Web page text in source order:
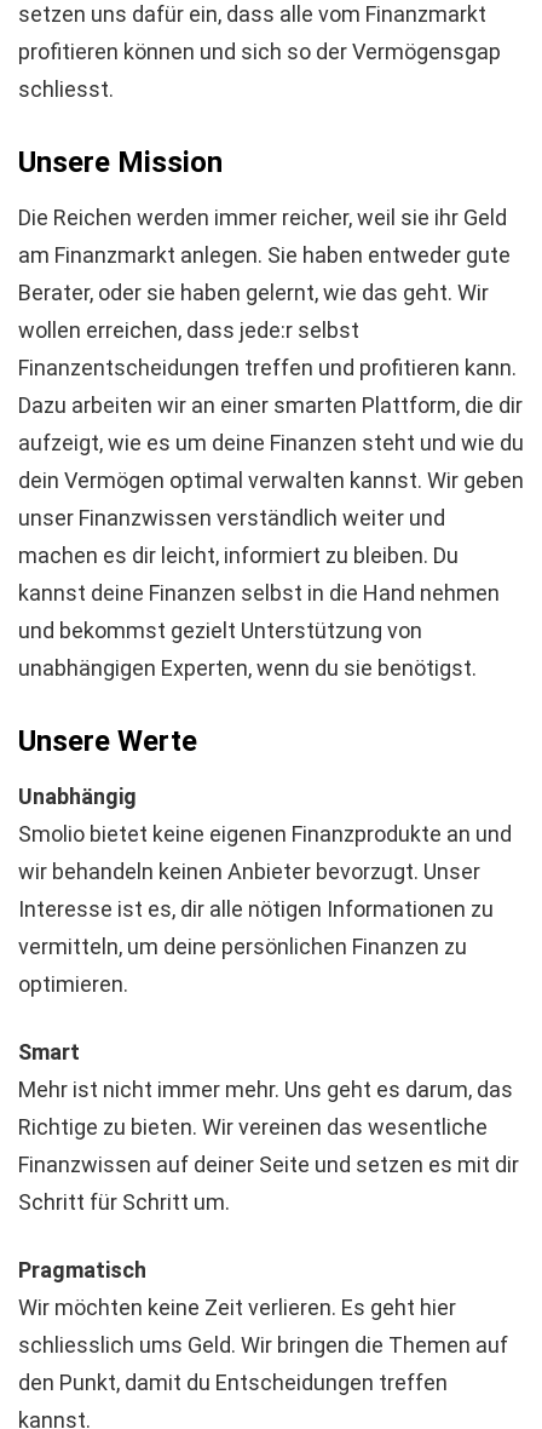
setzen uns dafür ein, dass alle vom Finanzmarkt
profitieren können und sich so der Vermögensgap
schliesst.
Unsere Mission
Die Reichen werden immer reicher, weil sie ihr Geld
am Finanzmarkt anlegen. Sie haben entweder gute
Berater, oder sie haben gelernt, wie das geht. Wir
wollen erreichen, dass jede:r selbst
Finanzentscheidungen treffen und profitieren kann.
Dazu arbeiten wir an einer smarten Plattform, die dir
aufzeigt, wie es um deine Finanzen steht und wie du
dein Vermögen optimal verwalten kannst. Wir geben
unser Finanzwissen verständlich weiter und
machen es dir leicht, informiert zu bleiben. Du
kannst deine Finanzen selbst in die Hand nehmen
und bekommst gezielt Unterstützung von
unabhängigen Experten, wenn du sie benötigst.
Unsere Werte
Unabhängig
Smolio bietet keine eigenen Finanzprodukte an und
wir behandeln keinen Anbieter bevorzugt. Unser
Interesse ist es, dir alle nötigen Informationen zu
vermitteln, um deine persönlichen Finanzen zu
optimieren.
Smart
Mehr ist nicht immer mehr. Uns geht es darum, das
Richtige zu bieten. Wir vereinen das wesentliche
Finanzwissen auf deiner Seite und setzen es mit dir
Schritt für Schritt um.
Pragmatisch
Wir möchten keine Zeit verlieren. Es geht hier
schliesslich ums Geld. Wir bringen die Themen auf
den Punkt, damit du Entscheidungen treffen
kannst.